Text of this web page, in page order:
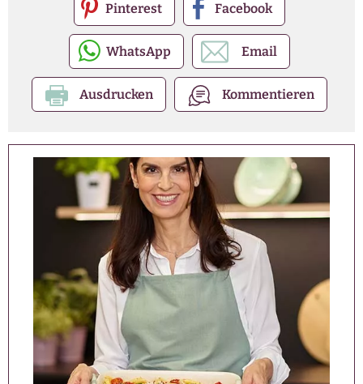
Pinterest Facebook
WhatsApp Email
Ausdrucken Kommentieren